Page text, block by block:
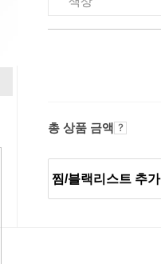
총 상품 금액
찜/블랙리스트 추가